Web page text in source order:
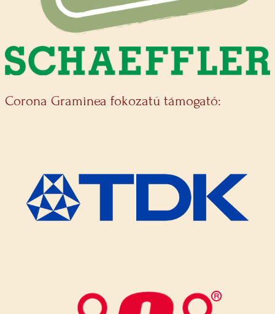
Corona Graminea fokozatú támogató: